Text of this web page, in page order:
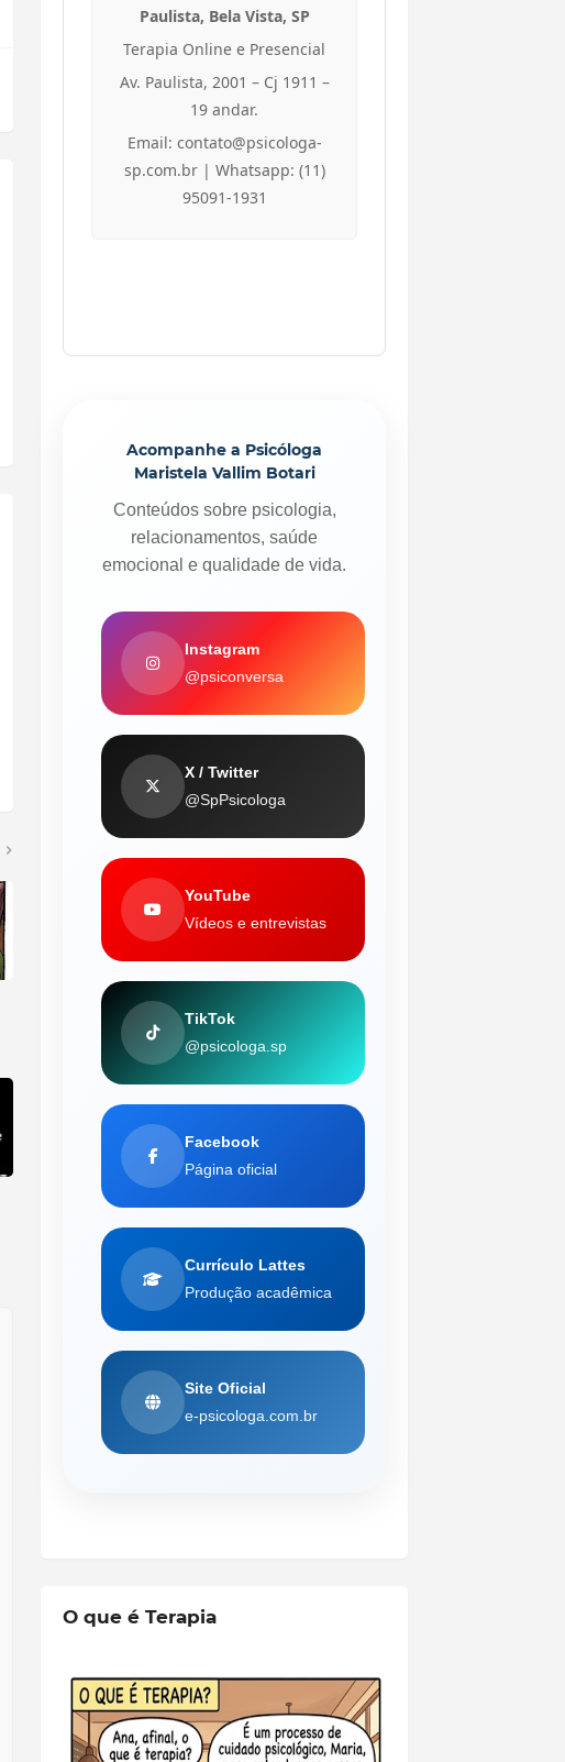
Paulista, Bela Vista, SP
Terapia Online e Presencial
Av. Paulista, 2001 – Cj 1911 –
19 andar.
Email: contato@psicologa-
sp.com.br | Whatsapp: (11)
95091-1931
Acompanhe a Psicóloga
Maristela Vallim Botari
Conteúdos sobre psicologia,
relacionamentos, saúde
emocional e qualidade de vida.
Instagram
@psiconversa
X / Twitter
@SpPsicologa
YouTube
Vídeos e entrevistas
TikTok
@psicologa.sp
Facebook
Página oficial
Currículo Lattes
Produção acadêmica
Site Oficial
e-psicologa.com.br
O que é Terapia